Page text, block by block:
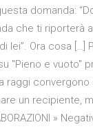
domanda:
che ti riporterà
lei”. Ora cosa […]
"Pieno e vuoto"
un recipiente,
»